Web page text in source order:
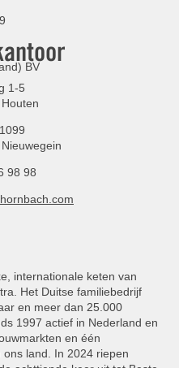
BV
1-5
98 98
internationale keten van
Het Duitse familiebedrijf
en meer dan 25.000
1997 actief in Nederland en
en één
ons land. In 2024 riepen